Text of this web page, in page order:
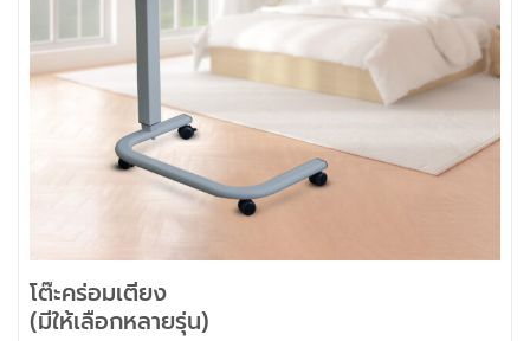
โต๊ะคร่อมเตียง
(มีให้เลือกหลายรุ่น)